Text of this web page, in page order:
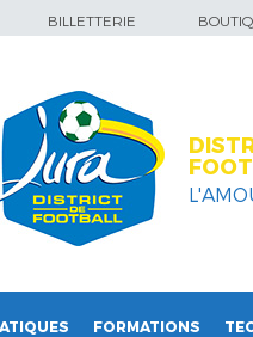
BILLETTERIE
FORMATIONS